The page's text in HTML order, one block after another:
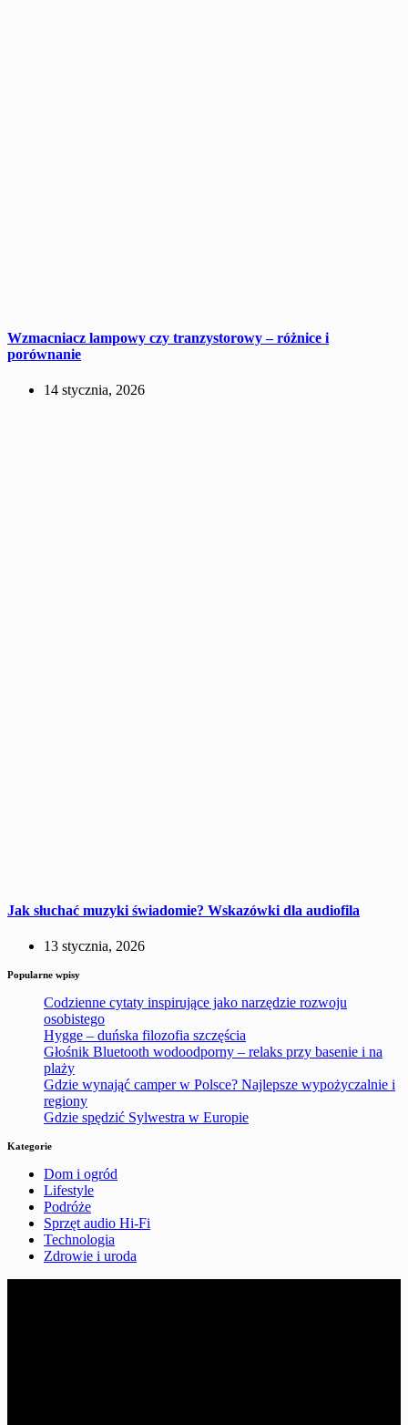
Wzmacniacz lampowy czy tranzystorowy – różnice i
porównanie
14 stycznia, 2026
Jak słuchać muzyki świadomie? Wskazówki dla audiofila
13 stycznia, 2026
Popularne wpisy
Codzienne cytaty inspirujące jako narzędzie rozwoju
osobistego
Hygge – duńska filozofia szczęścia
Głośnik Bluetooth wodoodporny – relaks przy basenie i na
plaży
Gdzie wynająć camper w Polsce? Najlepsze wypożyczalnie i
regiony
Gdzie spędzić Sylwestra w Europie
Kategorie
Dom i ogród
Lifestyle
Podróże
Sprzęt audio Hi-Fi
Technologia
Zdrowie i uroda